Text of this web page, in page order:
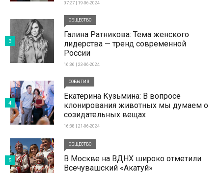
07:27 | 19-06-2024
ОБЩЕСТВО
Галина Ратникова: Тема женского
лидерства — тренд современной
России
16:36 | 23-06-2024
3
СОБЫТИЯ
Екатерина Кузьмина: В вопросе
клонирования животных мы думаем о
созидательных вещах
16:38 | 21-06-2024
4
ОБЩЕСТВО
В Москве на ВДНХ широко отметили
Всечувашский «Акатуй»
5